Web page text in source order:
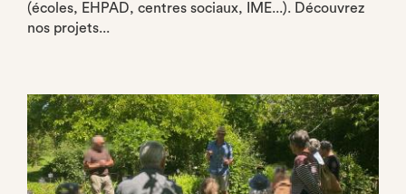
(écoles, EHPAD, centres sociaux, IME...). Découvrez
nos projets...